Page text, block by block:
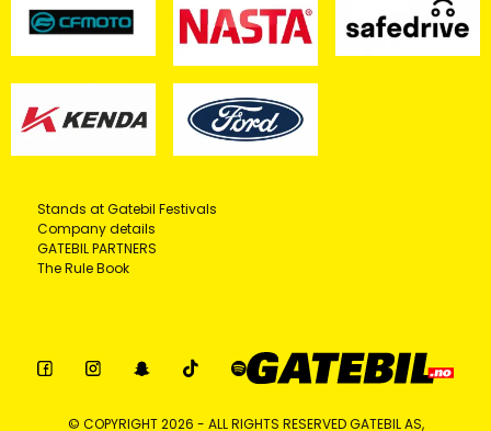
Stands at Gatebil Festivals
Company details
GATEBIL PARTNERS
The Rule Book
© COPYRIGHT 2026 - ALL RIGHTS RESERVED GATEBIL AS,